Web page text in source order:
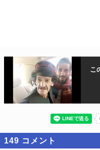
こ
149 コメント